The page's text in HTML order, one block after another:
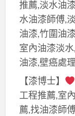
推薦,淡水油
水油漆師傅,
油漆,竹圍油
室內油漆淡
油漆,壁癌處
【漆博士】
工程推薦,室
薦,找油漆師